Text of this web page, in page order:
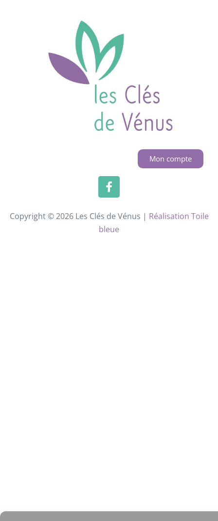
Mon compte
Copyright © 2026 Les Clés de Vénus | Réalisation Toile
bleue